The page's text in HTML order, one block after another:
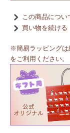
この商品につ
買い物を続ける
※簡易ラッピングは
をご利用ください。